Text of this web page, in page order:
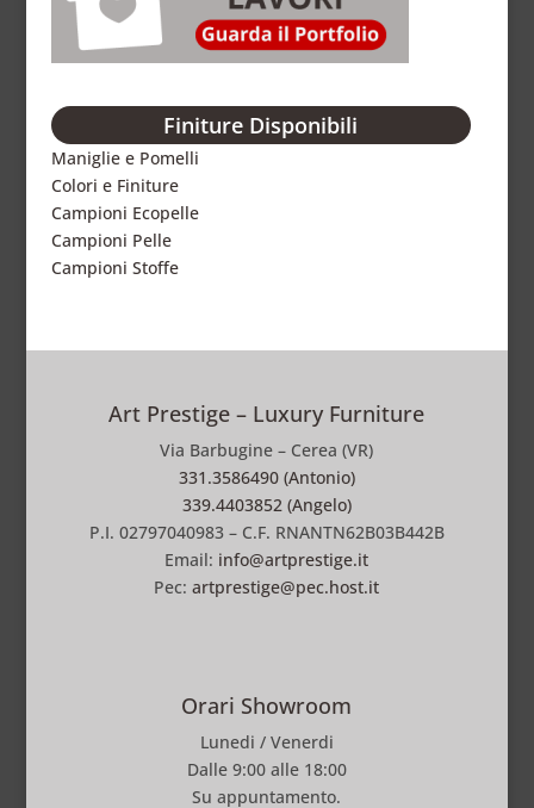
Finiture Disponibili
Maniglie e Pomelli
Colori e Finiture
Campioni Ecopelle
Campioni Pelle
Campioni Stoffe
Art Prestige – Luxury Furniture
Via Barbugine – Cerea (VR)
331.3586490 (Antonio)
339.4403852 (Angelo)
P.I. 02797040983 – C.F. RNANTN62B03B442B
Email: info@artprestige.it
Pec:artprestige@pec.host.it
Orari Showroom
Lunedi / Venerdi
Dalle 9:00 alle 18:00
Su appuntamento.